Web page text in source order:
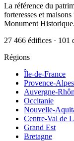
La référence du
forteresses et
Monument Historique.
27 466 édifices · 101
Régions
Île-de-France
Provence-
Auvergne-
Occitanie
Nouvelle-
Centre-Val de
Grand Est
Bretagne